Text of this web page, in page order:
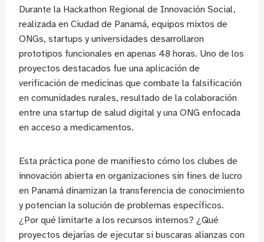
Durante la Hackathon Regional de Innovación Social,
realizada en Ciudad de Panamá, equipos mixtos de
ONGs, startups y universidades desarrollaron
prototipos funcionales en apenas 48 horas. Uno de los
proyectos destacados fue una aplicación de
verificación de medicinas que combate la falsificación
en comunidades rurales, resultado de la colaboración
entre una startup de salud digital y una ONG enfocada
en acceso a medicamentos.
Esta práctica pone de manifiesto cómo los clubes de
innovación abierta en organizaciones sin fines de lucro
en Panamá dinamizan la transferencia de conocimiento
y potencian la solución de problemas específicos.
¿Por qué limitarte a los recursos internos? ¿Qué
proyectos dejarías de ejecutar si buscaras alianzas con